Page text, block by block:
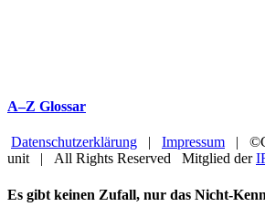
A–Z Glossar
Datenschutzerklärung | Impressum |
unit | All Rights Reserved Mitglied der
Close
Es gibt keinen Zufall, nur das Nicht-